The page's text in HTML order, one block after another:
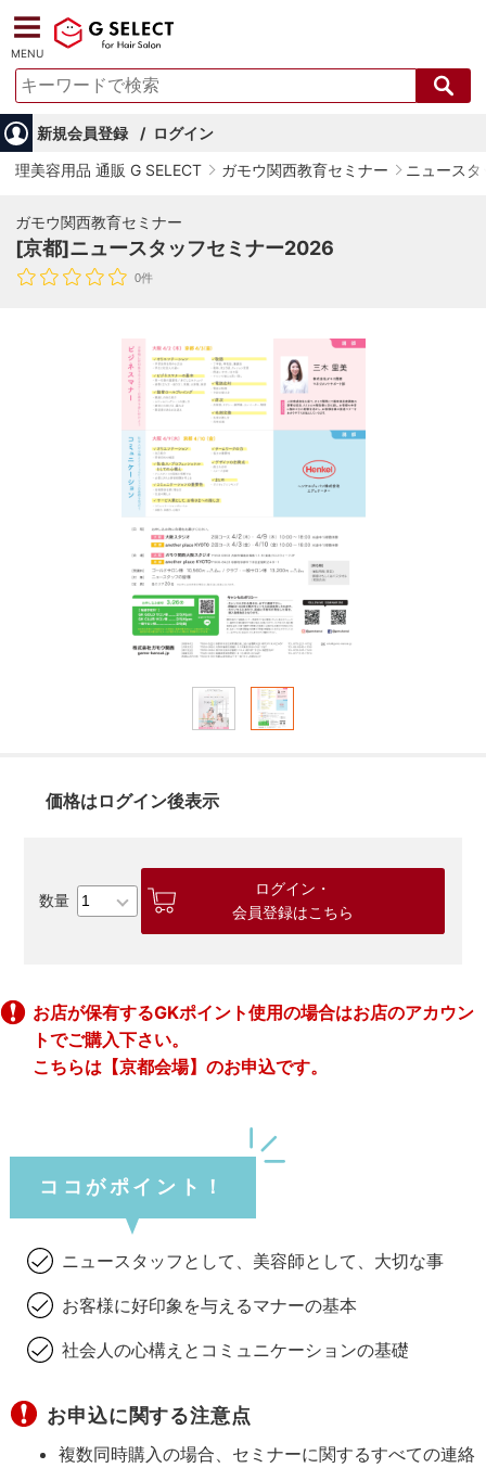
MENU
新規会員登録
ログイン
理美容用品 通販 G SELECT
ガモウ関西教育セミナー ニュース
ガモウ関西教育セミナー
[京都]ニュースタッフセミナー2026
0件
価格はログイン後表示
ログイン・
会員登録はこちら
お店が保有するGKポイント使用の場合はお店のアカウン
トでご購入下さい。
こちらは【京都会場】のお申込です。
ココがポイント！
ニュースタッフとして、美容師として、大切な事
お客様に好印象を与えるマナーの基本
社会人の心構えとコミュニケーションの基礎
お申込に関する注意点
複数同時購入の場合、セミナーに関するすべての連絡